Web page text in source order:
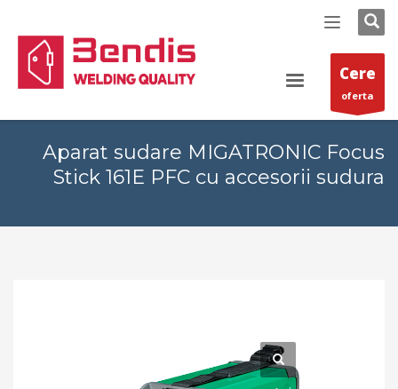
Cere
oferta
Aparat sudare MIGATRONIC Focus
Stick 161E PFC cu accesorii sudura